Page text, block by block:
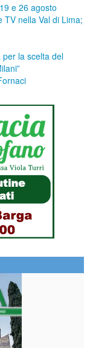
e 26 agosto
TV nella Val di Lima;
la scelta del